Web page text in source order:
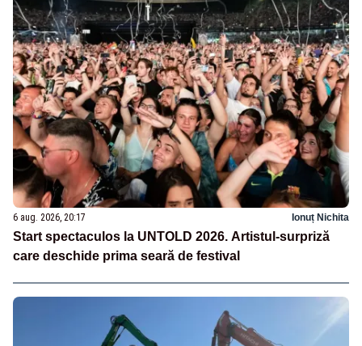
6 aug. 2026, 20:17 Ionuț Nichita
Start spectaculos la UNTOLD 2026. Artistul-surpriză
care deschide prima seară de festival